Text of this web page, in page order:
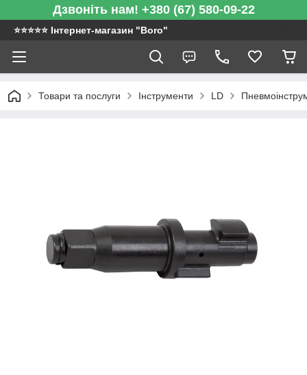
Дзвоніть нам! +380 (67) 580-09-22
⭐️⭐️⭐️⭐️⭐️ Інтернет-магазин "Boro"
Товари та послуги Інструменти LD